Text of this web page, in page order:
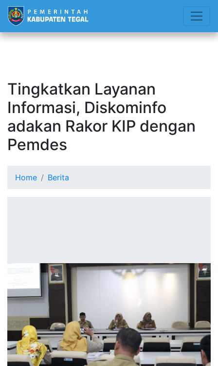
Tingkatkan Layanan
Informasi, Diskominfo
adakan Rakor KIP dengan
Pemdes
Home Berita